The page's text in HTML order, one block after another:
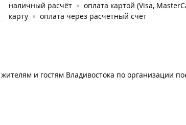
наличный расчёт оплата картой (Visa,
карту
оплата через расчётный счёт
и гостям Владивостока по организации